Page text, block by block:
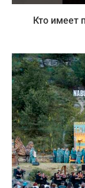
Кто имеет